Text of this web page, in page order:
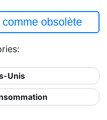
obsolète
Unis